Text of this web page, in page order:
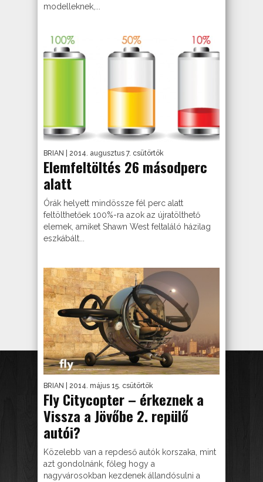
modelleknek,...
BRIAN | 2014. augusztus 7. csütörtök
Elemfeltöltés 26 másodperc
alatt
Órák helyett mindössze fél perc alatt
feltölthetőek 100%-ra azok az újratölthető
elemek, amiket Shawn West feltaláló házilag
eszkábált...
BRIAN | 2014. május 15. csütörtök
Fly Citycopter – érkeznek a
Vissza a Jövőbe 2. repülő
autói?
Közelebb van a repdeső autók korszaka, mint
azt gondolnánk, főleg hogy a
nagyvárosokban kezdenek állandósulni a